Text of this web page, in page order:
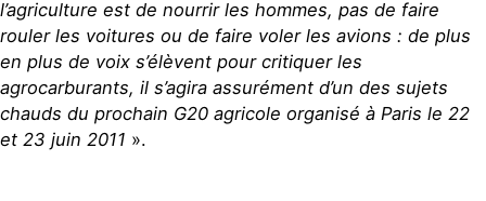
l’agriculture est de nourrir les hommes, pas de faire
rouler les voitures ou de faire voler les avions : de plus
en plus de voix s’élèvent pour critiquer les
agrocarburants, il s’agira assurément d’un des sujets
chauds du prochain G20 agricole organisé à Paris le 22
et 23 juin 2011 ».